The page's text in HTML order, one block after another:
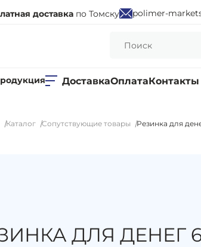
доставка по Томску polimer-
ДоставкаОплатаКонтакты
Каталог Сопутствующие товары Резинка для
ДЛЯ ДЕНЕГ